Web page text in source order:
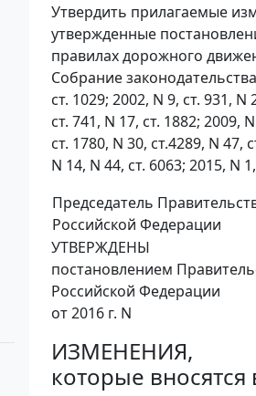
Утвердить прилагаемые
утвержденные
правилах дорожного
Собрание
ст. 1029; 2002, N 9, ст. 931,
ст. 741, N 17, ст. 1882; 2009,
ст. 1780, N 30, ст.4289, N 47,
N 14, N 44, ст. 6063; 2015, N
Председатель
Российской Федерации
УТВЕРЖДЕНЫ
постановлением
Российской Федерации
от 2016 г. N
ИЗМЕНЕНИЯ,
которые